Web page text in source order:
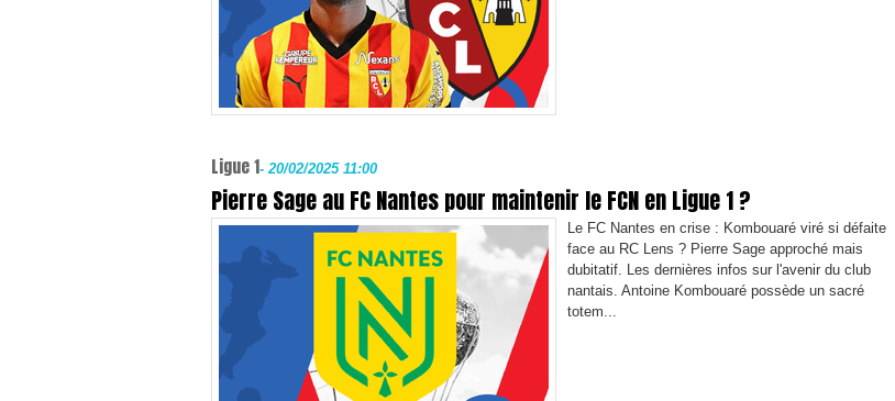
Ligue 1- 20/02/2025 11:00
Pierre Sage au FC Nantes pour maintenir le FCN en Ligue 1 ?
Le FC Nantes en crise : Kombouaré viré si défaite
face au RC Lens ? Pierre Sage approché mais
dubitatif. Les dernières infos sur l'avenir du club
nantais. Antoine Kombouaré possède un sacré
totem...